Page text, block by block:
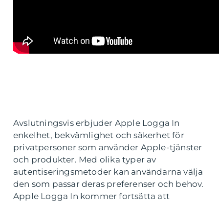
Avslutningsvis erbjuder Apple Logga In
enkelhet, bekvämlighet och säkerhet för
privatpersoner som använder Apple-tjänster
och produkter. Med olika typer av
autentiseringsmetoder kan användarna välja
den som passar deras preferenser och behov.
Apple Logga In kommer fortsätta att